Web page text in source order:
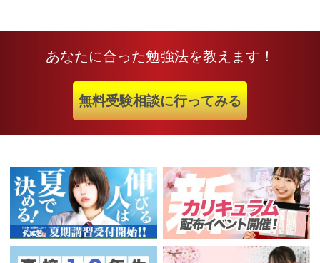
あなたに合った勉強法を教えます！
無料受験相談に行ってみる